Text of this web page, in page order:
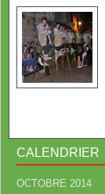
CALENDRIER
OCTOBRE 2014